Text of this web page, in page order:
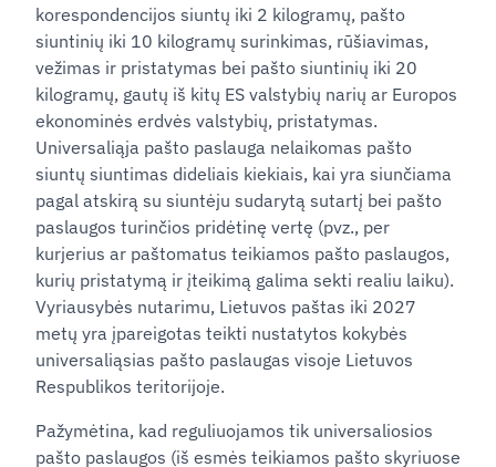
korespondencijos siuntų iki 2 kilogramų, pašto
siuntinių iki 10 kilogramų surinkimas, rūšiavimas,
vežimas ir pristatymas bei pašto siuntinių iki 20
kilogramų, gautų iš kitų ES valstybių narių ar Europos
ekonominės erdvės valstybių, pristatymas.
Universaliąja pašto paslauga nelaikomas pašto
siuntų siuntimas dideliais kiekiais, kai yra siunčiama
pagal atskirą su siuntėju sudarytą sutartį bei pašto
paslaugos turinčios pridėtinę vertę (pvz., per
kurjerius ar paštomatus teikiamos pašto paslaugos,
kurių pristatymą ir įteikimą galima sekti realiu laiku).
Vyriausybės nutarimu, Lietuvos paštas iki 2027
metų yra įpareigotas teikti nustatytos kokybės
universaliąsias pašto paslaugas visoje Lietuvos
Respublikos teritorijoje.
Pažymėtina, kad reguliuojamos tik universaliosios
pašto paslaugos (iš esmės teikiamos pašto skyriuose